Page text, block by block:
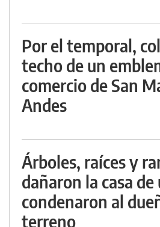
Por el temporal,
techo de un
comercio de San
Andes
Árboles, raíces y
dañaron la casa
condenaron al
terreno